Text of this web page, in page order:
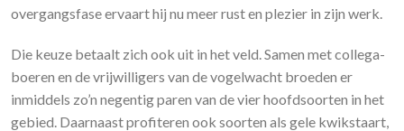
overgangsfase ervaart hij nu meer rust en plezier in zijn werk.
Die keuze betaalt zich ook uit in het veld. Samen met collega-
boeren en de vrijwilligers van de vogelwacht broeden er
inmiddels zo’n negentig paren van de vier hoofdsoorten in het
gebied. Daarnaast profiteren ook soorten als gele kwikstaart,